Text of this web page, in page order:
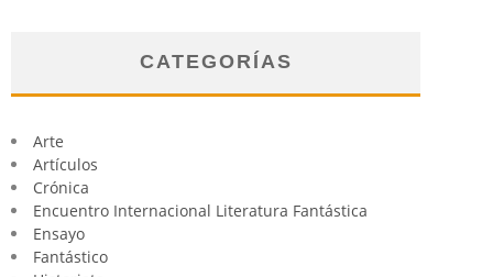
CATEGORÍAS
Arte
Artículos
Crónica
Encuentro Internacional Literatura Fantástica
Ensayo
Fantástico